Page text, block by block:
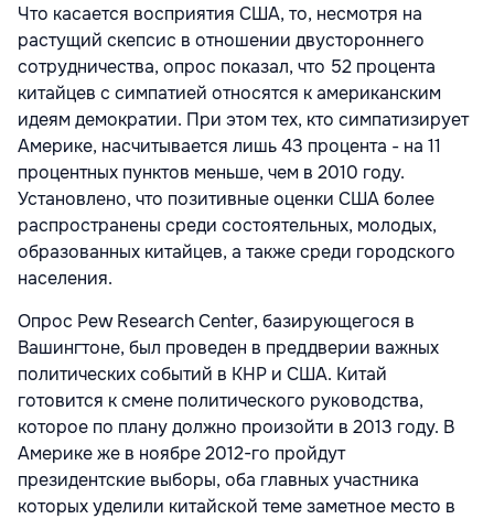
Что касается восприятия США, то, несмотря на
растущий скепсис в отношении двустороннего
сотрудничества, опрос показал, что 52 процента
китайцев с симпатией относятся к американским
идеям демократии. При этом тех, кто симпатизирует
Америке, насчитывается лишь 43 процента - на 11
процентных пунктов меньше, чем в 2010 году.
Установлено, что позитивные оценки США более
распространены среди состоятельных, молодых,
образованных китайцев, а также среди городского
населения.
Опрос Pew Research Center, базирующегося в
Вашингтоне, был проведен в преддверии важных
политических событий в КНР и США. Китай
готовится к смене политического руководства,
которое по плану должно произойти в 2013 году. В
Америке же в ноябре 2012-го пройдут
президентские выборы, оба главных участника
которых уделили китайской теме заметное место в